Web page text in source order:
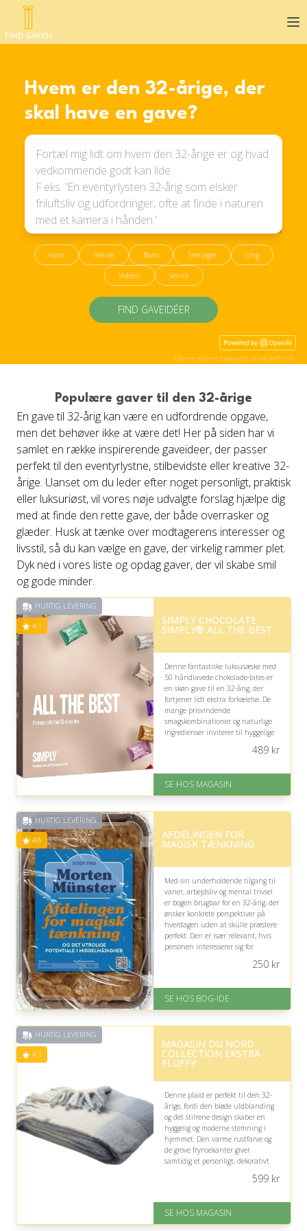
Hvem er den 32-årige, der
skal have en gave?
Ham Hende Barn Teenager Ung
Voksen Senior
FIND GAVEIDÉER
Denne side er beskyttet af reCAPTCHA.
Populære gaver til den 32-årige
En gave til 32-årig kan være en udfordrende opgave,
men det behøver ikke at være det! Her på siden har vi
samlet en række inspirerende gaveideer, der passer
perfekt til den eventyrlystne, stilbevidste eller kreative 32-
årige. Uanset om du leder efter noget personligt, praktisk
eller luksuriøst, vil vores nøje udvalgte forslag hjælpe dig
med at finde den rette gave, der både overrasker og
glæder. Husk at tænke over modtagerens interesser og
livsstil, så du kan vælge en gave, der virkelig rammer plet.
Dyk ned i vores liste og opdag gaver, der vil skabe smil
og gode minder.
HURTIG LEVERING
4.1 SIMPLY CHOCOLATE
SIMPLY® ALL THE BEST
Denne fantastiske luksusæske med
50 håndlavede chokolade-bites er
en skøn gave til en 32-årig, der
fortjener lidt ekstra forkælelse. De
mange prisvindende
smagskombinationer og naturlige
ingredienser inviterer til hyggelige
På lager
Levering: 1-3 dage
af 5
489kr
SE HOS MAGASIN
HURTIG LEVERING
4.6 AFDELINGEN FOR
MAGISK TÆNKNING
Med sin underholdende tilgang til
vaner, arbejdsliv og mental trivsel
er bogen brugbar for en 32-årig, der
ønsker konkrete perspektiver på
hverdagen uden at skulle præstere
perfekt. Den er især relevant, hvis
personen interesserer sig for
På lager
Levering: 1-3 hverdage -
Gratis fragt
på 4.6 ud af 5
250kr
SE HOS BOG-IDE
HURTIG LEVERING
4.1
MAGASIN DU NORD
COLLECTION EKSTRA
FLUFFY
Denne plaid er perfekt til den 32-
årige, fordi den bløde uldblanding
og det stilrene design skaber en
hyggelig og moderne stemning i
hjemmet. Den varme rustfarve og
de grove frynsekanter giver
samtidig et personligt, dekorativt
God Trustpilot rating på 4.1 ud
599kr
SE HOS MAGASIN